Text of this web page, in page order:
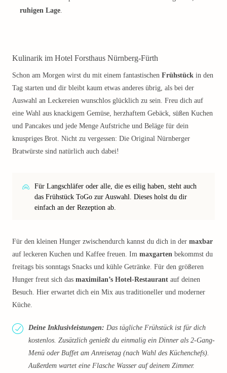
ruhigen Lage.
Kulinarik im Hotel Forsthaus Nürnberg-Fürth
Schon am Morgen wirst du mit einem fantastischen Frühstück in den
Tag starten und dir bleibt kaum etwas anderes übrig, als bei der
Auswahl an Leckereien wunschlos glücklich zu sein. Freu dich auf
eine Wahl aus knackigem Gemüse, herzhaftem Gebäck, süßen Kuchen
und Pancakes und jede Menge Aufstriche und Beläge für dein
knuspriges Brot. Nicht zu vergessen: Die Original Nürnberger
Bratwürste sind natürlich auch dabei!
Für Langschläfer oder alle, die es eilig haben, steht auch
das Frühstück ToGo zur Auswahl. Dieses holst du dir
einfach an der Rezeption ab.
Für den kleinen Hunger zwischendurch kannst du dich in der maxbar
auf leckeren Kuchen und Kaffee freuen. Im maxgarten bekommst du
freitags bis sonntags Snacks und kühle Getränke. Für den größeren
Hunger freut sich das maximilan’s Hotel-Restaurant auf deinen
Besuch. Hier erwartet dich ein Mix aus traditioneller und moderner
Küche.
Deine Inklusivleistungen: Das tägliche Frühstück ist für dich
kostenlos. Zusätzlich genießt du einmalig ein Dinner als 2-Gang-
Menü oder Buffet am Anreisetag (nach Wahl des Küchenchefs).
Außerdem wartet eine Flasche Wasser auf deinem Zimmer.